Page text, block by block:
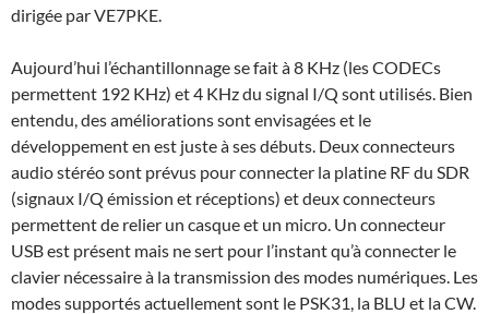
dirigée par VE7PKE.
Aujourd’hui l’échantillonnage se fait à 8 KHz (les CODECs
permettent 192 KHz) et 4 KHz du signal I/Q sont utilisés. Bien
entendu, des améliorations sont envisagées et le
développement en est juste à ses débuts. Deux connecteurs
audio stéréo sont prévus pour connecter la platine RF du SDR
(signaux I/Q émission et réceptions) et deux connecteurs
permettent de relier un casque et un micro. Un connecteur
USB est présent mais ne sert pour l’instant qu’à connecter le
clavier nécessaire à la transmission des modes numériques. Les
modes supportés actuellement sont le PSK31, la BLU et la CW.